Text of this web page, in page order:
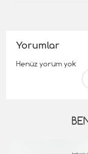
Yorumlar
Henüz yorum yok